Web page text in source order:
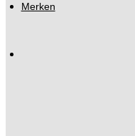
Merken